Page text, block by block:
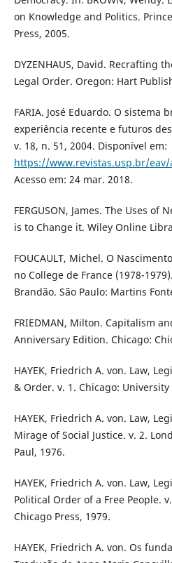
on Knowledge and Politics.
Press, 2005.
DYZENHAUS, David. Recrafting
Legal Order. Oregon: Hart
FARIA. José Eduardo. O sistema
experiência recente e futuros
v. 18, n. 51, 2004. Disponível em:
https://www.revistas.usp.br/
Acesso em: 24 mar. 2018.
FERGUSON, James. The Uses of
is to Change it. Wiley Online
FOUCAULT, Michel. O
no College de France (1978-
Brandão. São Paulo: Martins
FRIEDMAN, Milton. Capitalism
Anniversary Edition. Chicago:
HAYEK, Friedrich A. von. Law,
& Order. v. 1. Chicago: University
HAYEK, Friedrich A. von. Law,
Mirage of Social Justice. v. 2.
Paul, 1976.
HAYEK, Friedrich A. von. Law,
Political Order of a Free People.
Chicago Press, 1979.
HAYEK, Friedrich A. von. Os